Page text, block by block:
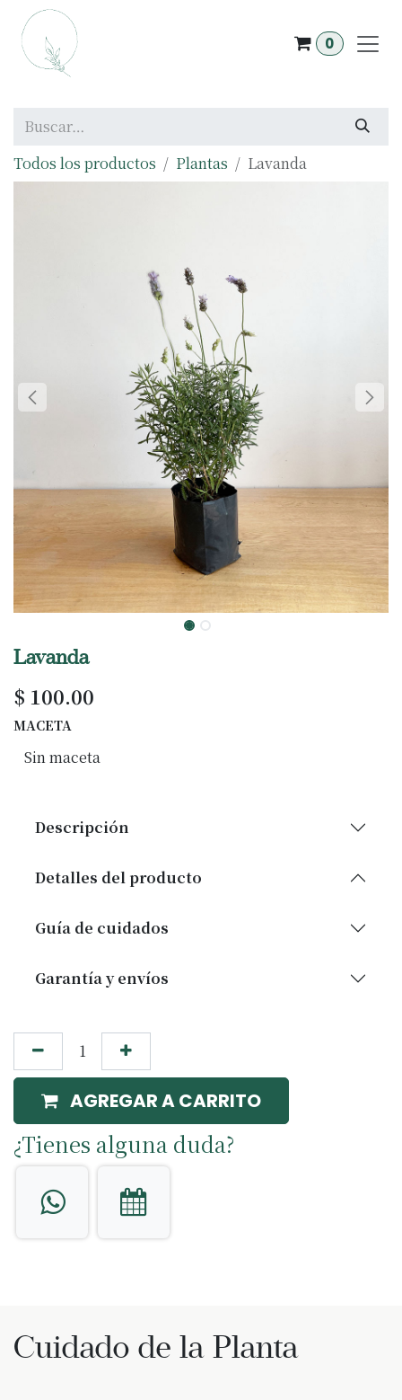
Ir al contenido
0
Todos los productos Plantas Lavanda
Lavanda
$ 100.00
MACETA
Descripción
Detalles del producto
Guía de cuidados
Garantía y envíos
AGREGAR A CARRITO
¿Tienes alguna duda?
Cuidado de la Planta